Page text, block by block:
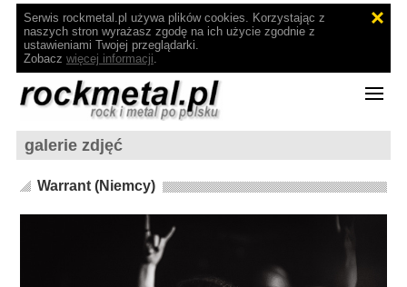
Serwis rockmetal.pl używa plików cookies. Korzystając z
naszych stron wyrażasz zgodę na ich użycie zgodnie z
ustawieniami Twojej przeglądarki.
Zobacz więcej informacji.
galerie zdjęć
Warrant (Niemcy)